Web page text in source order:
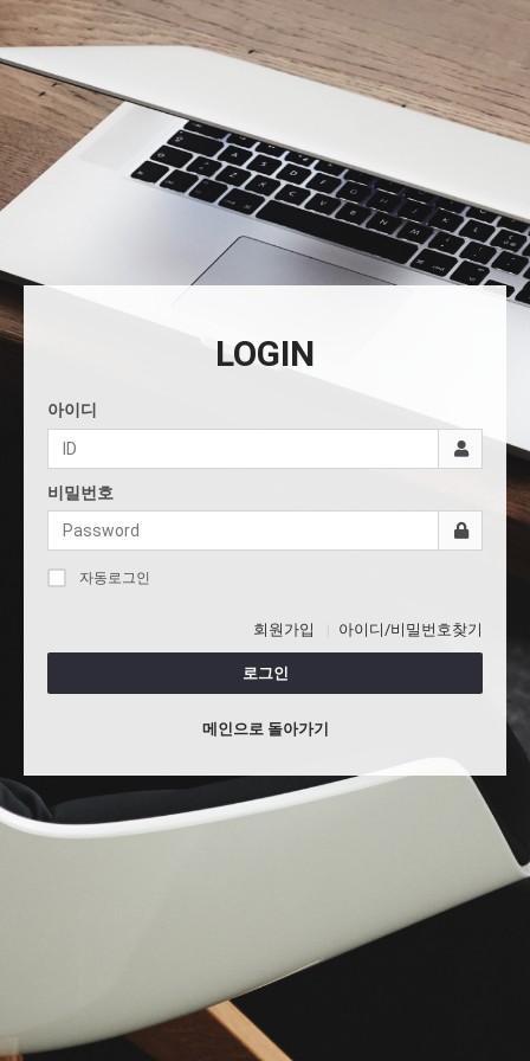
LOGIN
아이디
비밀번호
자동로그인
회원가입 아이디/비밀번호찾기
로그인
메인으로 돌아가기